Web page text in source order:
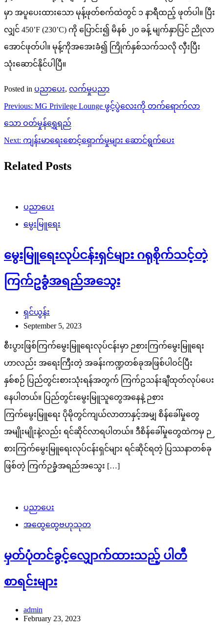
မှာ အပူပေးထားသော မုန့်ဖုတ်စက်ထဲတွင် ၁ နာရီထည့် ဖုတ်ပါ။ ပြီး
လျှင် 450’F (230’C) ကို ပြောင်း၍ မိနစ် ၂၀ ခန့် မျက်နှာပြင် ညိုလာ
အောင်ဖုတ်ပါ။ မုန့်ကိုအအေးခံ၍ ကြိုက်နှစ်သက်သလို လှီးပြီး
သုံးဆောင်နိုင်ပါပြီ။
Posted in ပညာပေး, လက်မှုပညာ
Post
navigation
Previous: MG Privilege Lounge ဖွင့်ပွဲလေးကို တက်ရောက်လာ
သော ဝတ်မှုန်ရွှေရည်
Next: ကျန်းမာရေးစောင့်ရှောက်မှုများ ဆောင်ရွက်ပေး
Related Posts
ပညာပေး
မွေးမြူရေး
မွေးမြူရေးလုပ်ငန်းရှင်များ ဂရုစိုက်သင့်တဲ့
ကြက်ဥခွံအရည်အသွေး
ရှင်ယွန်း
September 5, 2023
စီးပွားဖြစ်ကြက်မွေးမြူရေးလုပ်ငန်းမှာ ဉစားကြက်မွေးမြူရေး
ဟာလည်း အရေးကြီးတဲ့ အခန်းကဏ္ဍတစ်ခုအဖြစ်ပါဝင်ပြီး
နှစ်စဉ် ပြည်တွင်းစားသုံးရန်အတွက် ကြက်ဥသန်းချီထုတ်လုပ်ပေး
နေပါတယ်။ ပြည်တွင်းမွေးမြူသူတွေအနေနဲ့ ဉစား
ကြက်မွေးမြူရေး ပိုမိုတွင်ကျယ်လာတာနှင့်အမျှ စိန်ခေါ်မှုတွေ
အမျိုးမျိုးနဲ့လည်း ရင်ဆိုင်လာရပါတယ်။ ဒီစိန်ခေါ်မှုတွေထဲကမှ ဉ
စားကြက်မွေးမြူရေးလုပ်ငန်းရှင်များ ရင်ဆိုင်ရတဲ့ ပြဿနာတစ်ခု
ဖြစ်တဲ့ ကြက်ဉခွံအရည်အသွေး […]
ပညာပေး
အထွေထွေဗဟုသုတ
မှတ်ပုံတင်ခွင့်လျှောက်ထားသည့် ပါတီ
စာရင်းများ
admin
February 23, 2023